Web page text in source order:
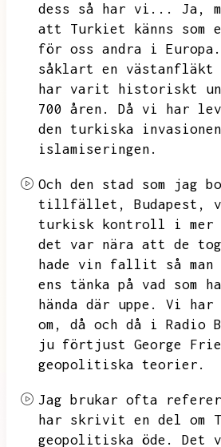
dess så har vi...
Ja,
att Turkiet känns som
för oss andra i Europa.
såklart en västanfläkt
har varit historiskt
700 åren.
Då vi har
den turkiska
islamiseringen.
Och den stad som jag
tillfället,
Budapest,
turkisk kontroll i mer
det var nära att de
hade vin fallit så
ens tänka på vad som
hända där uppe.
Vi har
om,
då och då i Radio
ju förtjust George
geopolitiska teorier.
Jag brukar ofta
har skrivit en del om
geopolitiska öde.
Det